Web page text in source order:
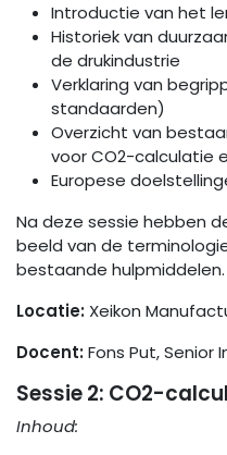
Introductie van het
Historiek van
de drukindustrie
Verklaring van
standaarden)
Overzicht van
voor CO2-calculatie
Europese
Na deze sessie hebben
beeld van de
bestaande hulpmiddelen.
Locatie: Xeikon
Docent:Fons Put, Senior
Sessie 2: CO2-
Inhoud: